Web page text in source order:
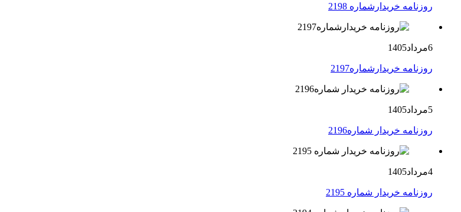
روزنامه خریدارشماره 2198
6مرداد1405
روزنامه خریدارشماره2197
5مرداد1405
روزنامه خریدار شماره2196
4مرداد1405
روزنامه خریدار شماره 2195